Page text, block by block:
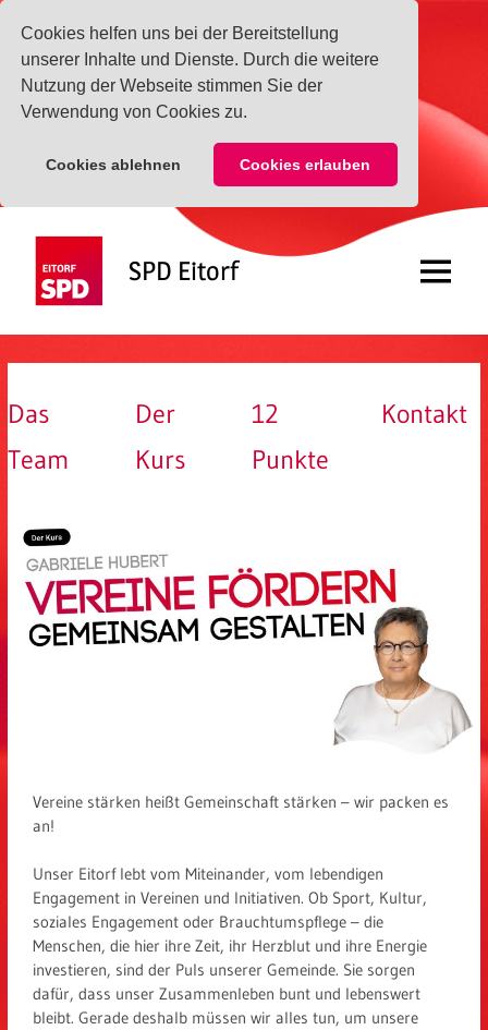
Cookies helfen uns bei der Bereitstellung
unserer Inhalte und Dienste. Durch die weitere
Nutzung der Webseite stimmen Sie der
Verwendung von Cookies zu.
Cookies ablehnen Cookies erlauben
springen
SPD Eitorf Menü
Das
Team
Der
Kurs
12
Punkte
Kontakt
Vereine stärken heißt Gemeinschaft stärken – wir packen es
an!
Unser Eitorf lebt vom Miteinander, vom lebendigen
Engagement in Vereinen und Initiativen. Ob Sport, Kultur,
soziales Engagement oder Brauchtumspflege – die
Menschen, die hier ihre Zeit, ihr Herzblut und ihre Energie
investieren, sind der Puls unserer Gemeinde. Sie sorgen
dafür, dass unser Zusammenleben bunt und lebenswert
bleibt. Gerade deshalb müssen wir alles tun, um unsere